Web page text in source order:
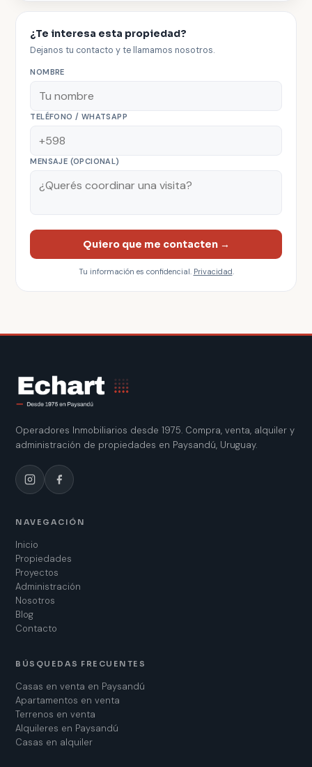
¿Te interesa esta propiedad?
Dejanos tu contacto y te llamamos nosotros.
NOMBRE
TELÉFONO / WHATSAPP
MENSAJE (OPCIONAL)
Quiero que me contacten →
Tu información es confidencial. Privacidad.
Operadores Inmobiliarios desde 1975. Compra, venta, alquiler y
administración de propiedades en Paysandú, Uruguay.
NAVEGACIÓN
Inicio
Propiedades
Proyectos
Administración
Nosotros
Blog
Contacto
BÚSQUEDAS FRECUENTES
Casas en venta en Paysandú
Apartamentos en venta
Terrenos en venta
Alquileres en Paysandú
Casas en alquiler